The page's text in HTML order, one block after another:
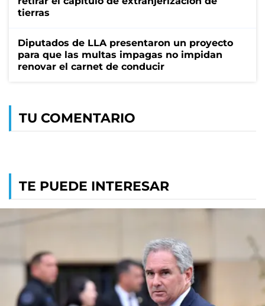
tierras
Diputados de LLA presentaron un proyecto
para que las multas impagas no impidan
renovar el carnet de conducir
TU COMENTARIO
TE PUEDE INTERESAR